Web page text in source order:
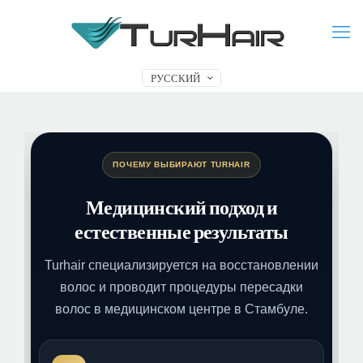
РУССКИЙ
ПОЧЕМУ ВЫБИРАЮТ TURHAIR
Медицинский подход и
естественные результаты
Turhair специализируется на восстановлении
волос и проводит процедуры пересадки
волос в медицинском центре в Стамбуле.